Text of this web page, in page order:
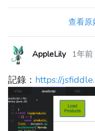
查看原
AppleLily 1年前
記錄： https://